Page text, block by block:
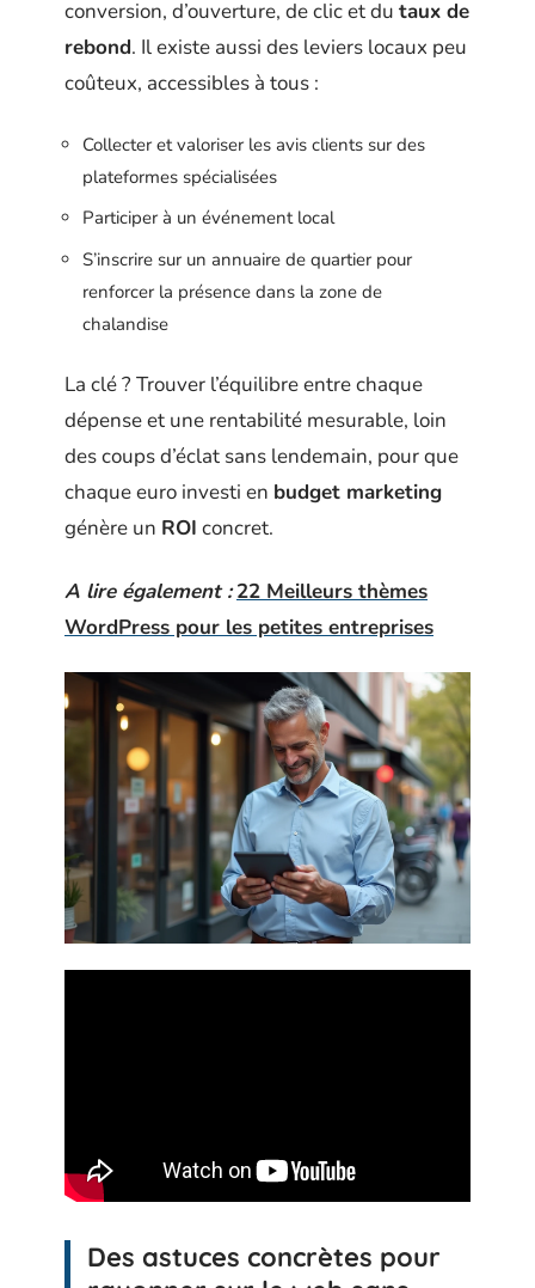
conversion, d’ouverture, de clic et du taux de
rebond. Il existe aussi des leviers locaux peu
coûteux, accessibles à tous :
Collecter et valoriser les avis clients sur des
plateformes spécialisées
Participer à un événement local
S’inscrire sur un annuaire de quartier pour
renforcer la présence dans la zone de
chalandise
La clé ? Trouver l’équilibre entre chaque
dépense et une rentabilité mesurable, loin
des coups d’éclat sans lendemain, pour que
chaque euro investi en budget marketing
génère un ROI concret.
A lire également : 22 Meilleurs thèmes
WordPress pour les petites entreprises
Des astuces concrètes pour